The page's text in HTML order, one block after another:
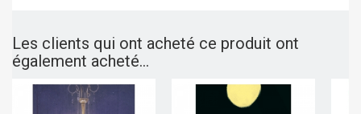
Les clients qui ont acheté ce produit ont
également acheté...